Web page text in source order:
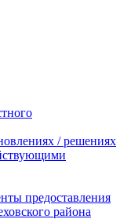
/ решениях
предоставления
района